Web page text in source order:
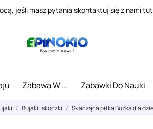
jeśli masz pytania skontaktuj się z nami
Zabawa W ... Zabawki Do Nauki
Bujaki i skoczki Skacząca piłka Buźka dla